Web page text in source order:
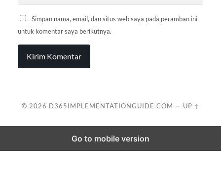
Simpan nama, email, dan situs web saya pada peramban ini
untuk komentar saya berikutnya.
© 2026 D365IMPLEMENTATIONGUIDE.COM — UP ↑
Go to mobile version